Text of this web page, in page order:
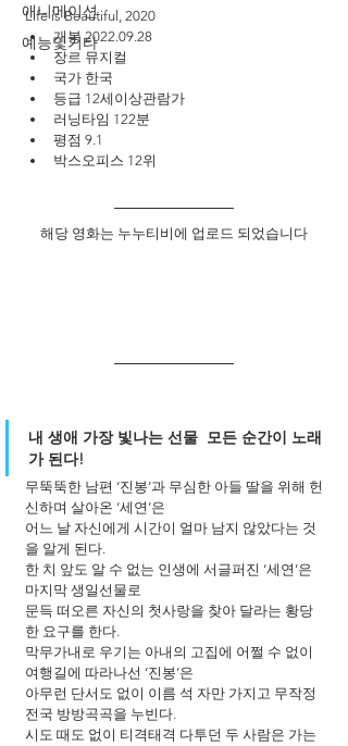
애니메이션
예능및기타
Life is Beautiful, 2020
개봉 2022.09.28
장르 뮤지컬
국가 한국
등급 12세이상관람가
러닝타임 122분
평점 9.1
박스오피스 12위
해당 영화는 누누티비에 업로드 되었습니다
내 생애 가장 빛나는 선물  모든 순간이 노래
가 된다!
무뚝뚝한 남편 ‘진봉’과 무심한 아들 딸을 위해 헌
신하며 살아온 ‘세연’은
어느 날 자신에게 시간이 얼마 남지 않았다는 것
을 알게 된다.
한 치 앞도 알 수 없는 인생에 서글퍼진 ‘세연’은
마지막 생일선물로
문득 떠오른 자신의 첫사랑을 찾아 달라는 황당
한 요구를 한다.
막무가내로 우기는 아내의 고집에 어쩔 수 없이
여행길에 따라나선 ‘진봉’은
아무런 단서도 없이 이름 석 자만 가지고 무작정
전국 방방곡곡을 누빈다.
시도 때도 없이 티격태격 다투던 두 사람은 가는